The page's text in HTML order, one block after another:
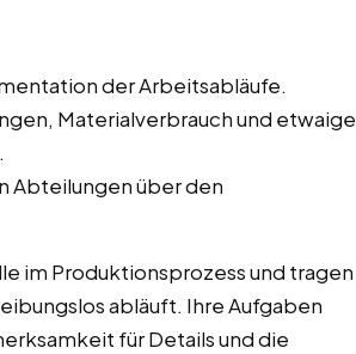
der Arbeitsabläufe.
Materialverbrauch und etwaige
Abteilungen über den
im Produktionsprozess und tragen
abläuft. Ihre Aufgaben
für Details und die